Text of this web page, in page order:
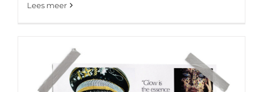
Lees meer